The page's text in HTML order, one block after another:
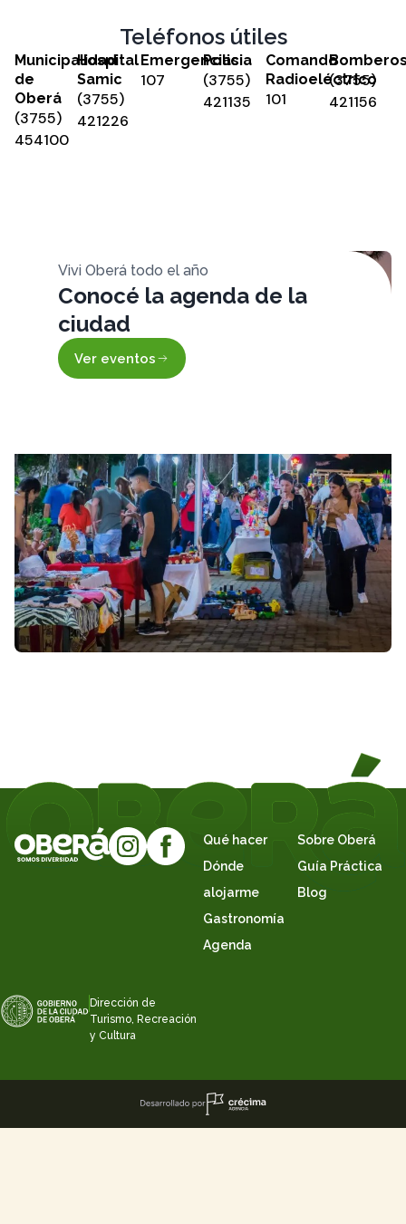
Teléfonos útiles
Municipalidad
de
Oberá
(3755)
454100
Hospital
Samic
(3755)
421226
Emergencias
107
Policia
(3755)
421135
Comando
Radioeléctrico
101
(3755)
421156
Vivi Oberá todo el año
Conocé la agenda de la
ciudad
Ver eventos
Qué hacer
Dónde
alojarme
Gastronomía
Agenda
Sobre Oberá
Guía Práctica
Blog
Dirección de
Turismo, Recreación
y Cultura